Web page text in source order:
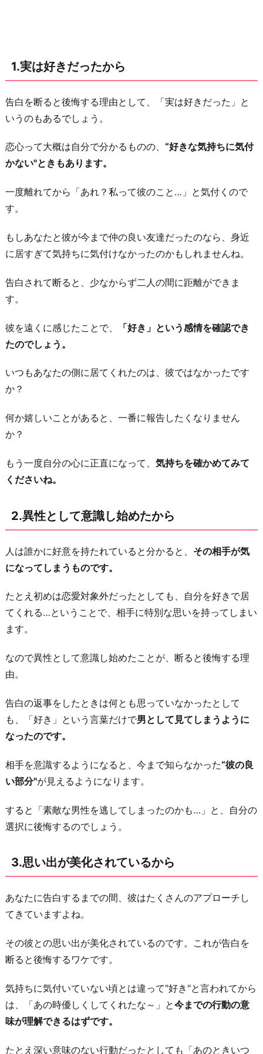
し
始
め
た
ら
3.
思
が
美
さ
い
る
か
今
ら
い
か
ら
5.
れ
だ
け
て
い
た
知
っ
か
ら
理
も
な
振
っ
た
か
ら
わ
1.実は好きだったから
告白を断ると後悔する理由として、「実は好きだった」と
いうのもあるでしょう。
恋心って大概は自分で分かるものの、 “好きな気持ちに気付
かない"ときもあります。
一度離れてから「あれ？私って彼のこと…」と気付くので
す。
もしあなたと彼が今まで仲の良い友達だったのなら、身近
に居すぎて気持ちに気付けなかったのかもしれませんね。
告白されて断ると、少なからず二人の間に距離ができま
す。
彼を遠くに感じたことで、
「好き」という感情を確認でき
たのでしょう。
いつもあなたの側に居てくれたのは、彼ではなかったです
か？
何か嬉しいことがあると、一番に報告したくなりません
か？
もう一度自分の心に正直になって、 気持ちを確かめてみて
くださいね。
2.異性として意識し始めたから
人は誰かに好意を持たれていると分かると、 その相手が気
になってしまうものです。
たとえ初めは恋愛対象外だったとしても、自分を好きで居
てくれる…ということで、相手に特別な思いを持ってしまい
ます。
なので異性として意識し始めたことが、断ると後悔する理
由。
告白の返事をしたときは何とも思っていなかったとして
も、「好き」という言葉だけで男として見てしまうように
なったのです。
相手を意識するようになると、今まで知らなかった“彼の良
い部分"が見えるようになります。
すると「素敵な男性を逃してしまったのかも…」と、自分の
選択に後悔するのでしょう。
3.思い出が美化されているから
あなたに告白するまでの間、彼はたくさんのアプローチし
てきていますよね。
その彼との思い出が美化されているのです。これが告白を
断ると後悔するワケです。
気持ちに気付いていない頃とは違って"好き"と言われてから
は、「あの時優しくしてくれたな～」と今までの行動の意
味が理解できるはずです。
たとえ深い意味のない行動だったとしても「あのときいつ